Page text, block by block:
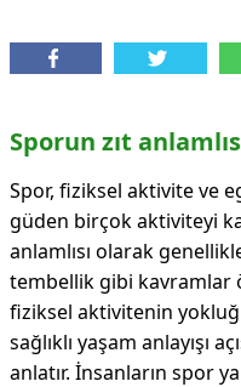
Sporun zıt
Spor, fiziksel aktivite ve
güden birçok aktiviteyi
anlamlısı olarak
tembellik gibi kavramlar
fiziksel aktivitenin
sağlıklı yaşam anlayışı
anlatır. İnsanların spor